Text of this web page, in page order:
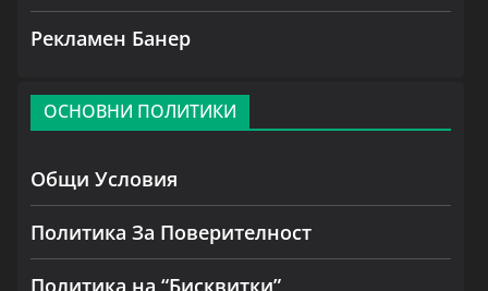
Рекламен Банер
ОСНОВНИ ПОЛИТИКИ
Общи Условия
Политика За Поверителност